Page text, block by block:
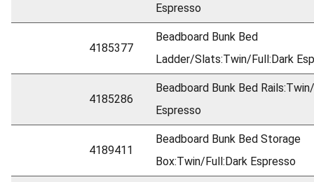
Espresso
4185377
Beadboard Bunk Bed
Ladder/Slats:Twin/Full:Dark
4185286
Beadboard Bunk Bed
Espresso
4189411
Beadboard Bunk Bed Storage
Box:Twin/Full:Dark Espresso